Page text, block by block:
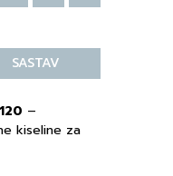
SASTAV
–
kiseline za